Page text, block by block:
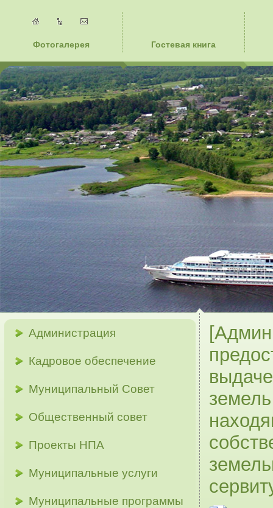
Фотогалерея Гостевая книга
Администрация
Кадровое обеспечение
Муниципальный Совет
Общественный совет
Проекты НПА
Муниципальные услуги
Муниципальные программы